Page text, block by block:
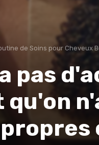
de Soins pour Cheveux
pas